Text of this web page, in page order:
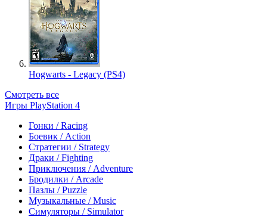
Hogwarts - Legacy (PS4)
Смотреть все
Игры PlayStation 4
Гонки / Racing
Боевик / Action
Стратегии / Strategy
Драки / Fighting
Приключения / Adventure
Бродилки / Arcade
Пазлы / Puzzle
Музыкальные / Music
Симуляторы / Simulator